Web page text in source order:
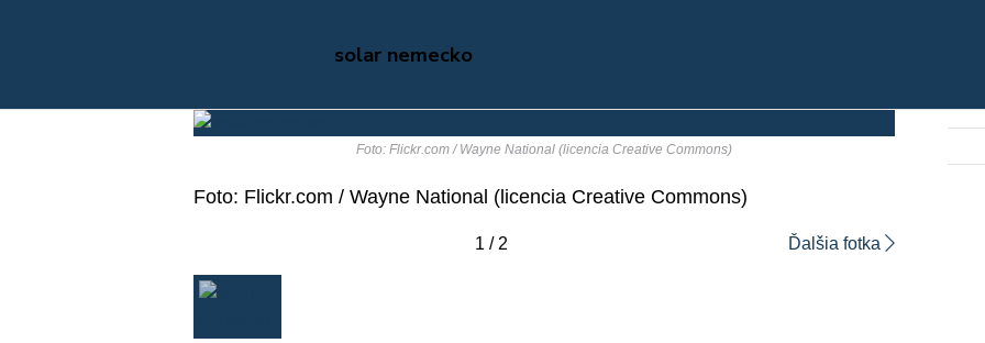
solar nemecko
Foto: Flickr.com / Wayne National (licencia Creative Commons)
Foto: Flickr.com / Wayne National (licencia Creative Commons)
1 / 2 Ďalšia fotka